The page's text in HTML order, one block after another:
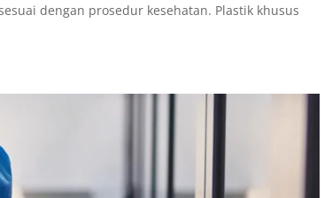
dengan prosedur kesehatan. Plastik khusus